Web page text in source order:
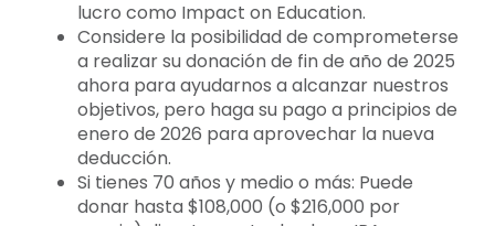
lucro como Impact on Education.
Considere la posibilidad de comprometerse
a realizar su donación de fin de año de 2025
ahora para ayudarnos a alcanzar nuestros
objetivos, pero haga su pago a principios de
enero de 2026 para aprovechar la nueva
deducción.
Si tienes 70 años y medio o más: Puede
donar hasta $108,000 (o $216,000 por